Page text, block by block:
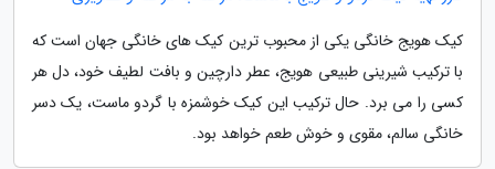
کیک هویج خانگی یکی از محبوب ترین کیک های خانگی جهان است که
با ترکیب شیرینی طبیعی هویج، عطر دارچین و بافت لطیف خود، دل هر
کسی را می برد. حال ترکیب این کیک خوشمزه با گردو ماست، یک دسر
خانگی سالم، مقوی و خوش طعم خواهد بود.